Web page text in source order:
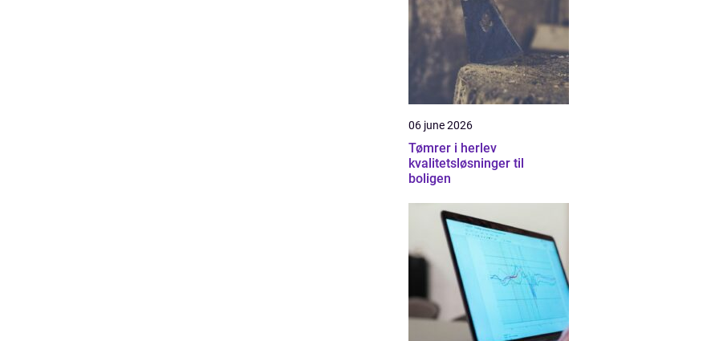
06 june 2026
Tømrer i herlev
kvalitetsløsninger til
boligen